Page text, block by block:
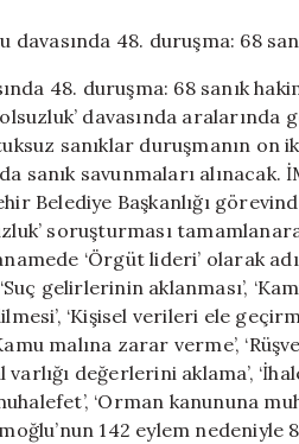
48. duruşma: 68 sanık
davasında
sanıklar duruşmanın on
sanık savunmaları alınacak.
Belediye Başkanlığı
soruşturması
‘Örgüt lideri’ olarak
‘Suç gelirlerinin aklanması’,
‘Kişisel verileri ele
malına zarar verme’,
değerlerini aklama’,
‘Orman kanununa
142 eylem nedeniyle